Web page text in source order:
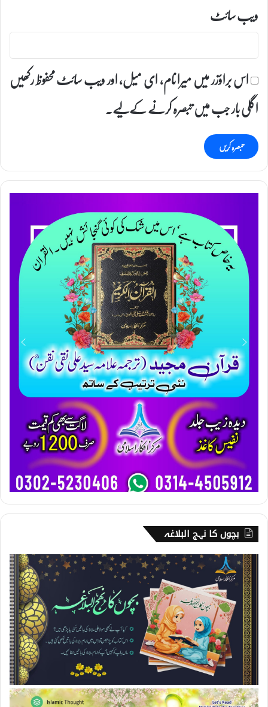
ویب‌ سائٹ
اس براؤزر میں میرا نام، ای میل، اور ویب سائٹ محفوظ رکھیں
اگلی بار جب میں تبصرہ کرنے کےلیے۔
بچوں کا نہج البلاغہ